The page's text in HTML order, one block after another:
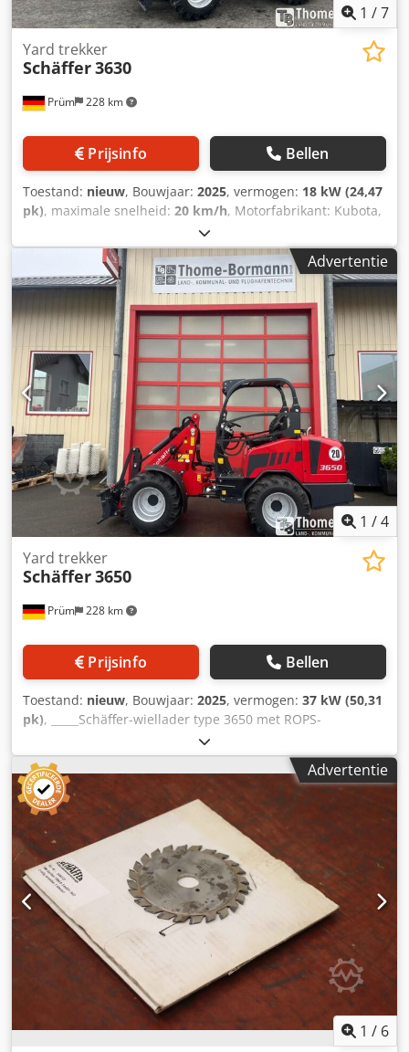
1 /7
Prüm 228 km
Yard trekker
Schäffer3630
Prijsinfo Bellen
Toestand: nieuw, Bouwjaar: 2025, vermogen: 18 kW (24,47
pk), maximale snelheid: 20 km/h, Motorfabrikant: Kubota,
motortype: diesel. Schäffer-wiellader type 3630 met ROPS-
beschermingsframe voor de bestuurder. Kubota-
dieselmotor D1703M-DI, 18 kW = 25 pk. Achtergewicht-
eindplaat, hydraulische gereedschapsvergrendeling,
steunsysteem, hydraulische snelgang 20 km/u. Inclusief
bedieningshandleiding. Dodpfxszp Anao Anzock Extra
uitrusting: Koffergewicht 95 kg. Hydraulische
aansluitingen, uitgevoerd als steekkoppelingen.
Voorbereiding voor verlichtingsinstallatie – compleet.
Stuurkolom voor verlichting. Kabels naar achteren voor
achterlichten. Werklampenset LED, 800 lumen (2x voor en
1x achter). Trekhaak met bout en spanogen.
Standaardbanden: 10.0/75-15.3 AS ET -40. Opnameframe
Euro-WS. Hydraulische vergrendeling. Locatie: null.
Advertentie
1 /4
Prüm 228 km
Yard trekker
Schäffer3650
Prijsinfo Bellen
Toestand: nieuw, Bouwjaar: 2025, vermogen: 37 kW (50,31
pk), _____Schäffer-wiellader type 3650 met ROPS-
beschermingsbeugel voor de bestuurder Kubota-
dieselmotor D1803-CR-T3 Vermogen: 37 kW = 50 pk
Achtergewichtplaat Snelgang 20 km/u Hydraulische
gereedschapsvergrendeling Terugvalbeveiligingssysteem
Inclusief handleiding Dcedsx Evdvopfx Anzok Speciale
uitrusting: Koffer-gewicht 100 kg Hydraulische
aansluitingen met stekkerverbindingen
Verlichtingsinstallatie TÜV-goedkeuringsrapport voor
werkmachines (zelfrijdend < 25 km/u)
(Verlichtingsinstallatie conform StVZO vereist) Set
werklampen LED 800 lumen (2x voor en 1x achter)
Trekhaak met bout en bevestigingsogen Banden 15.0/55-17
AS, 6-gaats, ET -45 Opnameframe Euro-WS, hydraulische
vergrendeling Locatie: null
Advertentie
1 / 6